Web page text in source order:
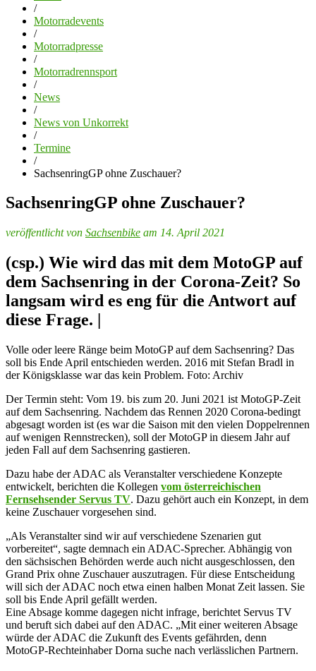
/
Motorradevents
/
Motorradpresse
/
Motorradrennsport
/
News
/
News von Unkorrekt
/
Termine
/
SachsenringGP ohne Zuschauer?
SachsenringGP ohne Zuschauer?
veröffentlicht von Sachsenbike am 14. April 2021
(csp.) Wie wird das mit dem MotoGP auf
dem Sachsenring in der Corona-Zeit? So
langsam wird es eng für die Antwort auf
diese Frage. |
Volle oder leere Ränge beim MotoGP auf dem Sachsenring? Das
soll bis Ende April entschieden werden. 2016 mit Stefan Bradl in
der Königsklasse war das kein Problem. Foto: Archiv
Der Termin steht: Vom 19. bis zum 20. Juni 2021 ist MotoGP-Zeit
auf dem Sachsenring. Nachdem das Rennen 2020 Corona-bedingt
abgesagt worden ist (es war die Saison mit den vielen Doppelrennen
auf wenigen Rennstrecken), soll der MotoGP in diesem Jahr auf
jeden Fall auf dem Sachsenring gastieren.
Dazu habe der ADAC als Veranstalter verschiedene Konzepte
entwickelt, berichten die Kollegen vom österreichischen
Fernsehsender Servus TV. Dazu gehört auch ein Konzept, in dem
keine Zuschauer vorgesehen sind.
„Als Veranstalter sind wir auf verschiedene Szenarien gut
vorbereitet“, sagte demnach ein ADAC-Sprecher. Abhängig von
den sächsischen Behörden werde auch nicht ausgeschlossen, den
Grand Prix ohne Zuschauer auszutragen. Für diese Entscheidung
will sich der ADAC noch etwa einen halben Monat Zeit lassen. Sie
soll bis Ende April gefällt werden.
Eine Absage komme dagegen nicht infrage, berichtet Servus TV
und beruft sich dabei auf den ADAC. „Mit einer weiteren Absage
würde der ADAC die Zukunft des Events gefährden, denn
MotoGP-Rechteinhaber Dorna suche nach verlässlichen Partnern.